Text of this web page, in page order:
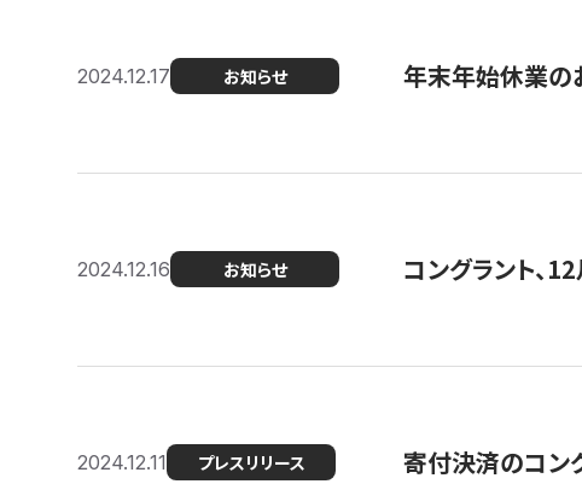
2024.12.17 お知らせ 年末年始休業の
2024.12.16 お知らせ コングラント、
2024.12.11 プレスリリース 寄付決済のコン